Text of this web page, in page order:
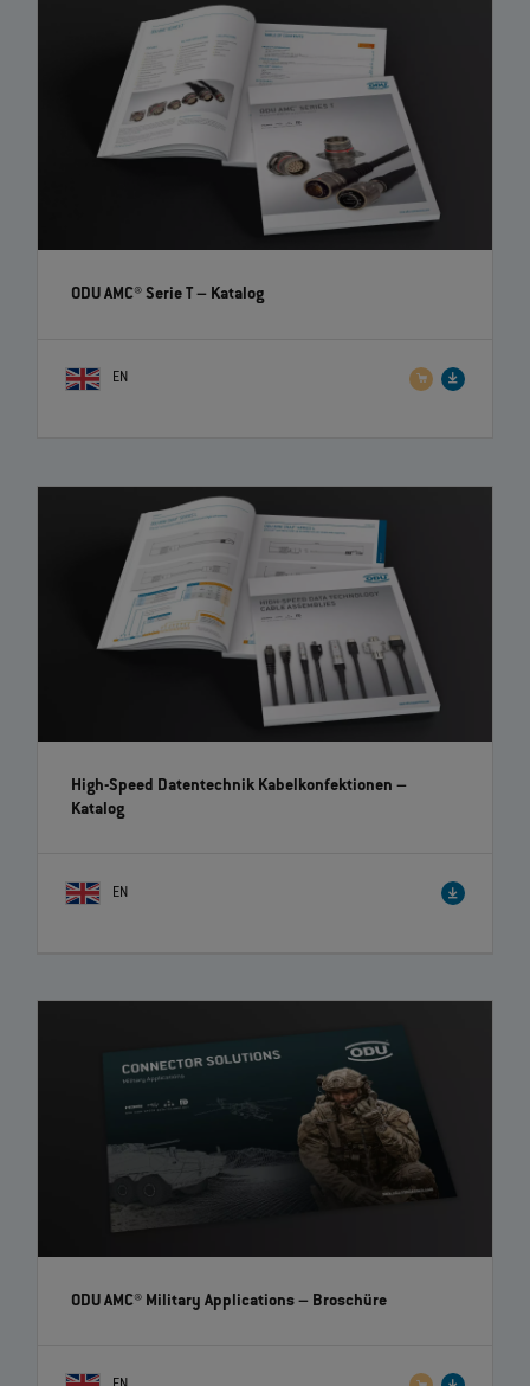
ODU AMC® Serie T– Katalog
EN
High-Speed Datentechnik Kabelkonfektionen –
Katalog
EN
ODU AMC® Military Applications– Broschüre